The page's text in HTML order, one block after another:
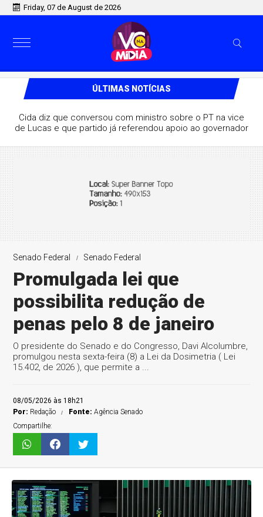
Friday, 07 de August de 2026
ÚLTIMAS NOTÍCIAS
Na PB, ministro de Lula destaca aliança com Lucas e
afirma que grupo pode vencer eleição no 1º turno
Senado Federal Senado Federal
Promulgada lei que
possibilita redução de
penas pelo 8 de janeiro
O presidente do Senado e do Congresso, Davi Alcolumbre,
promulgou nesta sexta-feira (8) a Lei da Dosimetria ( Lei
15.402, de 2026 ), que permite a ...
08/05/2026 às 18h21
Por: Redação Fonte:Agência Senado
Compartilhe: